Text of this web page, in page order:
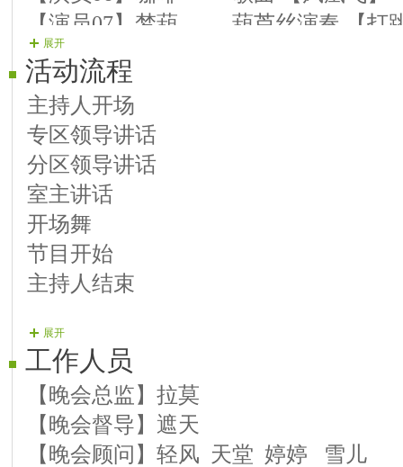
【演员07】梦葫 葫芦丝演奏 【打
【演员08】瞧瞧 歌曲 【哈尔滨之
【演员09】晚霞 歌曲 【金色希望
【演员10】老头 歌曲 【让我再看
【演员11】冷秀 歌曲 【风轻轻吹
【演员12】声音的味道 歌曲 【让声
【演员13】依心 歌曲 【美丽中国
【演员14】嗅嗅 歌曲 【报答】
【演员15】咿豆 歌曲 【美丽家园
【演员16】玫瑰 歌曲 【天边传来
【演员18】蔓儿 歌曲 【八百里洞
【演员19】梦若 歌曲 【殇雪】
【演员20】2声部 歌曲 【难忘今宵
展开
活动流程
主持人开场
专区领导讲话
分区领导讲话
室主讲话
开场舞
节目开始
主持人结束
展开
工作人员
【晚会总监】拉莫
【晚会督导】遮天
【晚会顾问】轻风 天堂 婷婷 雪儿